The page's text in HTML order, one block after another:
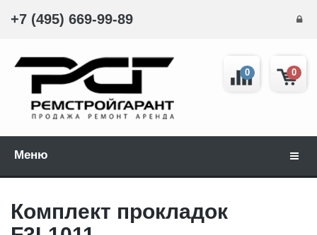
+7 (495) 669-99-89
0
0
Меню
Комплект прокладок